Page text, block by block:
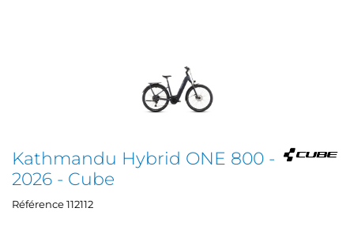
Kathmandu Hybrid ONE 800 -
2026 - Cube
Référence112112